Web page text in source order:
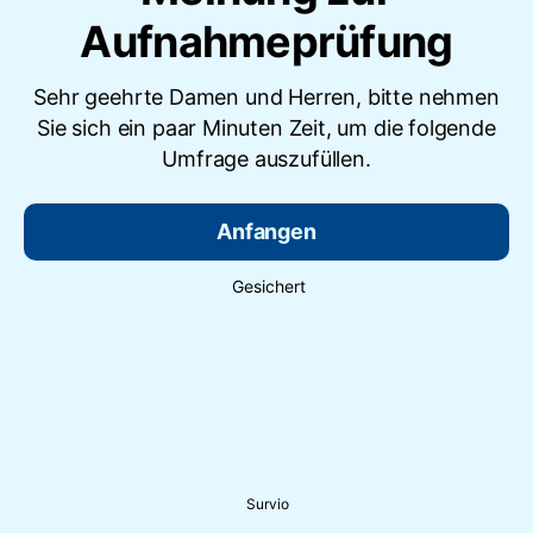
Aufnahmeprüfung
Sehr geehrte Damen und Herren, bitte nehmen
Sie sich ein paar Minuten Zeit, um die folgende
Umfrage auszufüllen.
Anfangen
Gesichert
Survio